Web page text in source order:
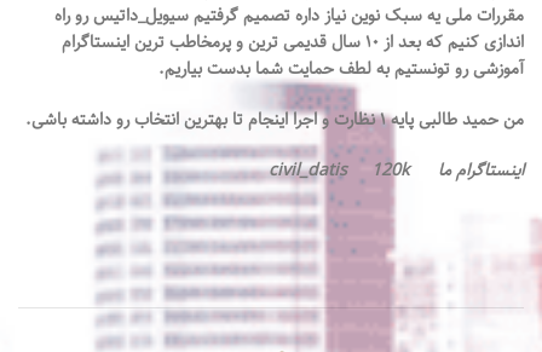
مقررات‌ ملی یه سبک نوین نیاز داره تصميم گرفتيم سیویل_داتیس رو راه
اندازی کنیم که بعد از ۱۰ سال قدیمی ترين و پرمخاطب ترین اینستاگرام
آموزشی رو تونستیم به لطف حمایت شما بدست بیاریم.
من حمید طالبی پایه ۱ نظارت و اجرا اینجام تا بهترین انتخاب رو داشته باشی.
اینستاگرام ما civil_datis 120k